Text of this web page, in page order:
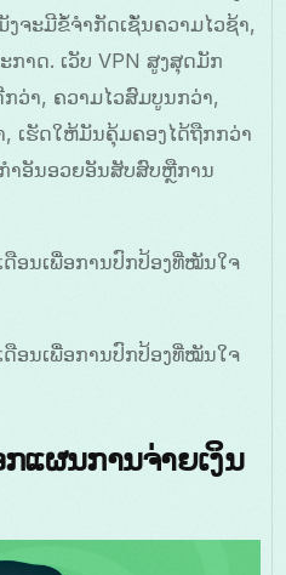
ຈະມີຂໍ້ຈຳກັດເຊັ່ນຄວາມໄວຊ້າ,
າດ. ເວັບ VPN ສູງສຸດມັກ
ວ່າ, ຄວາມໄວສົມບູນກວ່າ,
ເຮັດໃຫ້ມັນຄຸ້ມຄອງໄດ້ຖືກກວ່າ
ຳອັນອວຍອັນສັບສົບຫຼືການ
ອນເພື່ອການປົກປ້ອງທີ່ໝັນໃຈ
ອນເພື່ອການປົກປ້ອງທີ່ໝັນໃຈ
ແຜນການຈ່າຍເງິນ